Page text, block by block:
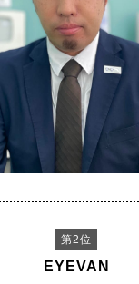
第2位
EYEVAN